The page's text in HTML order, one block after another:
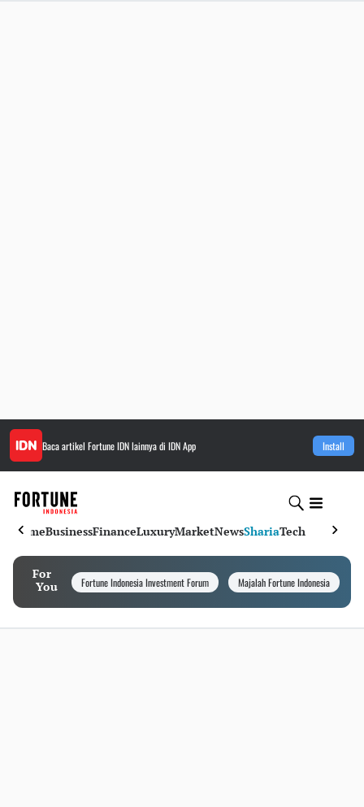
Baca artikel Fortune IDNlainnya di IDN App Install
HomeBusinessFinanceLuxuryMarketNewsShariaTech
For
You
Fortune Indonesia Investment Forum Majalah Fortune Indonesia